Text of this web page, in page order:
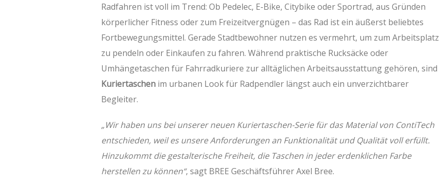
Radfahren ist voll im Trend: Ob Pedelec, E-Bike, Citybike oder Sportrad, aus Gründen
körperlicher Fitness oder zum Freizeitvergnügen – das Rad ist ein äußerst beliebtes
Fortbewegungsmittel. Gerade Stadtbewohner nutzen es vermehrt, um zum Arbeitsplatz
zu pendeln oder Einkaufen zu fahren. Während praktische Rucksäcke oder
Umhängetaschen für Fahrradkuriere zur alltäglichen Arbeitsausstattung gehören, sind
Kuriertaschen im urbanen Look für Radpendler längst auch ein unverzichtbarer
Begleiter.
„Wir haben uns bei unserer neuen Kuriertaschen-Serie für das Material von ContiTech
entschieden, weil es unsere Anforderungen an Funktionalität und Qualität voll erfüllt.
Hinzukommt die gestalterische Freiheit, die Taschen in jeder erdenklichen Farbe
herstellen zu können“, sagt BREE Geschäftsführer Axel Bree.